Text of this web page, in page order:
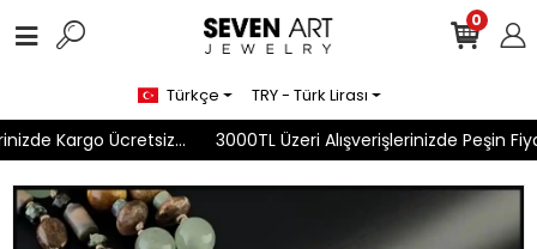
Kargo Ücretsiz... 3000TL Üzeri Alışverişlerinizde Peşin
0
Türkçe TRY - Türk Lirası